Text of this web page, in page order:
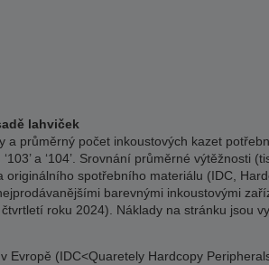
lahviček
průměrný počet inkoustových kazet
a ‘104’. Srovnání průměrné výtěžnosti
a originálního spotřebního materiálu (IDC,
barevnými inkoustovými
roku 2024). Náklady na stránku jsou
(IDC<Quaretely Hardcopy